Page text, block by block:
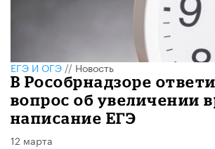
ЕГЭ И ОГЭ//Новость
В Рособрнадзоре
вопрос об увеличении
написание ЕГЭ
12 марта